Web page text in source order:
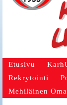
Etusivu
Rekrytointi
Mehiläinen